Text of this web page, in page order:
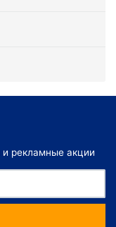
рекламные акции